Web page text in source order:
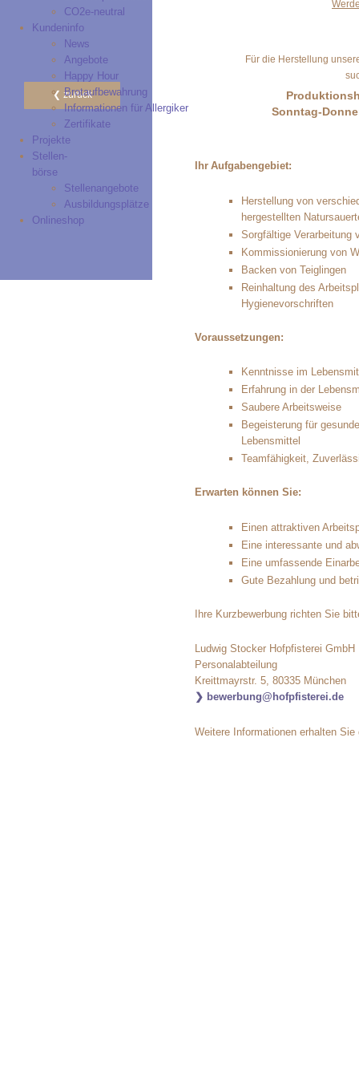
CO2e-neutral
Kundeninfo
News
Angebote
Happy Hour
Brotaufbewahrung
Informationen für Allergiker
Zertifikate
Projekte
Stellen-
börse
Stellenangebote
Ausbildungsplätze
Onlineshop
zurück
Für die Herstellung
Sonntag-
Ihr Aufgabengebiet:
Herstellung von
hergestellten
Sorgfältige Verarbeitung
Kommissionierung von
Backen von Teiglingen
Reinhaltung des
Hygienevorschriften
Voraussetzungen:
Kenntnisse im
Erfahrung in der
Saubere Arbeitsweise
Begeisterung für
Lebensmittel
Teamfähigkeit,
Erwarten können Sie:
Einen attraktiven
Eine interessante und
Eine umfassende
Gute Bezahlung und
Ihre Kurzbewerbung richten Sie
Ludwig Stocker Hofpfisterei GmbH
Personalabteilung
Kreittmayrstr. 5, 80335 München
bewerbung@hofpfisterei.de
Weitere Informationen erhalten Sie